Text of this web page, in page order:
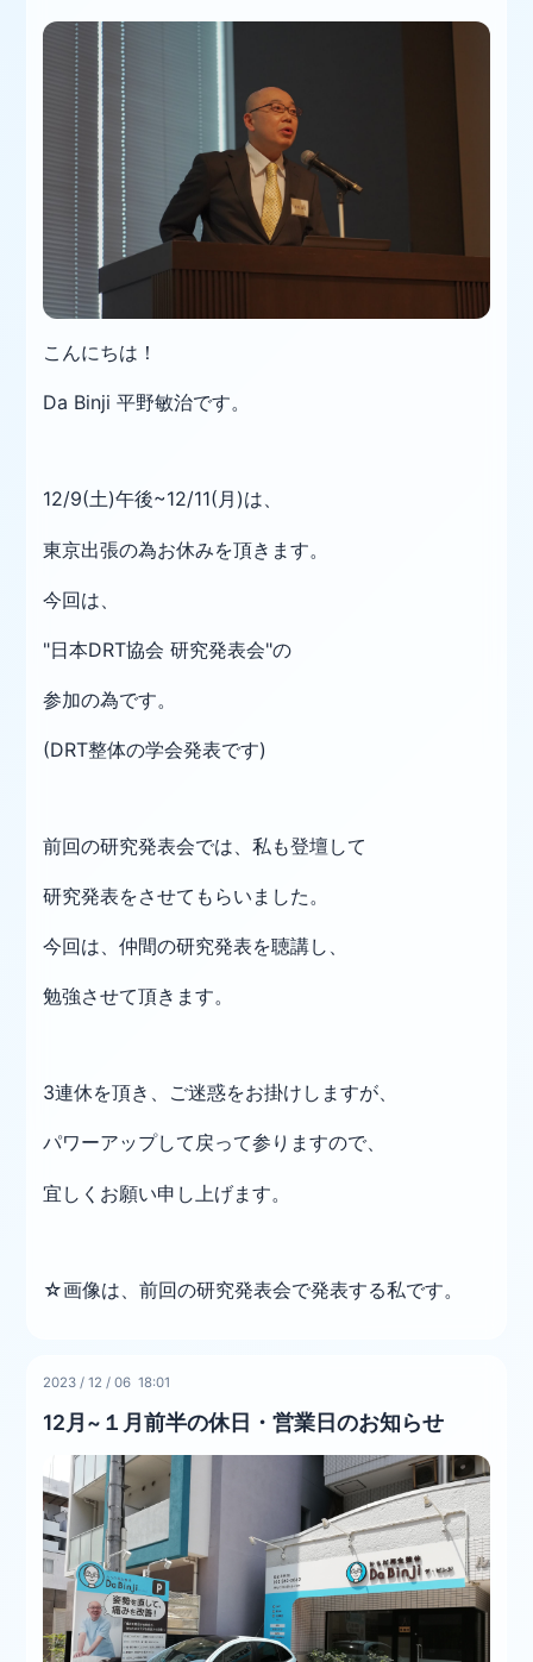
こんにちは！
Da Binji 平野敏治です。
12/9(土)午後~12/11(月)は、
東京出張の為お休みを頂きます。
今回は、
"日本DRT協会 研究発表会"の
参加の為です。
(DRT整体の学会発表です)
前回の研究発表会では、私も登壇して
研究発表をさせてもらいました。
今回は、仲間の研究発表を聴講し、
勉強させて頂きます。
3連休を頂き、ご迷惑をお掛けしますが、
パワーアップして戻って参りますので、
宜しくお願い申し上げます。
☆画像は、前回の研究発表会で発表する私です。
2023 /12 /06 18:01
12月~１月前半の休日・営業日のお知らせ